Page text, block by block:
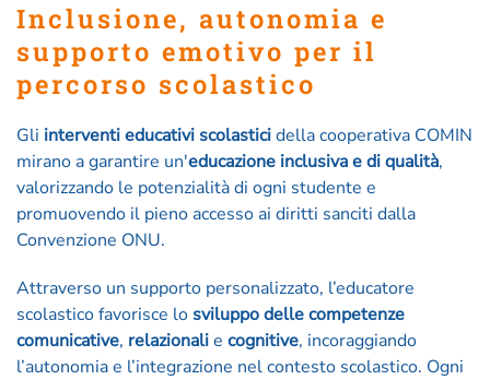
Inclusione, autonomia e
supporto emotivo per il
percorso scolastico
Gli interventi educativi scolasticidella cooperativa COMIN
mirano a garantire un'educazione inclusiva e di qualità,
valorizzando le potenzialità di ogni studente e
promuovendo il pieno accesso ai diritti sanciti dalla
Convenzione ONU.
Attraverso un supporto personalizzato, l’educatore
scolastico favorisce losviluppo delle competenze
comunicative, relazionalie cognitive, incoraggiando
l’autonomia e l’integrazione nel contesto scolastico. Ogni